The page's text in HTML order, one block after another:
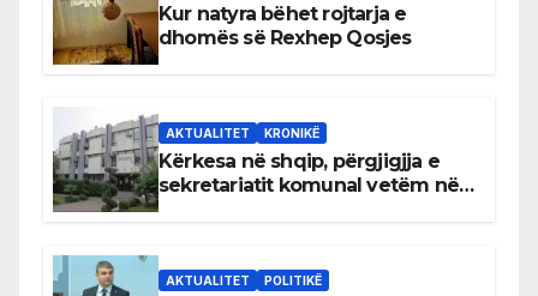
Kur natyra bëhet rojtarja e
dhomës së Rexhep Qosjes
AKTUALITET KRONIKË
Kërkesa në shqip, përgjigjja e
sekretariatit komunal vetëm në
AKTUALITET POLITIKË